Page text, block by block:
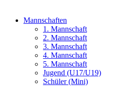
Mannschaften
1. Mannschaft
2. Mannschaft
3. Mannschaft
4. Mannschaft
5. Mannschaft
Jugend (U17/U19)
Schüler (Mini)